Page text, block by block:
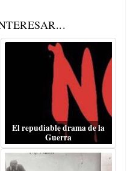
El repudiable drama de la
Guerra